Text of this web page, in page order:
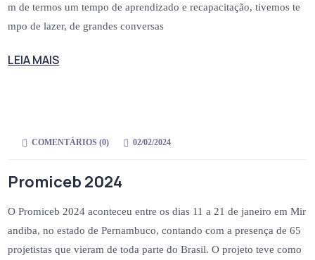
m de termos um tempo de aprendizado e recapacitação, tivemos te
mpo de lazer, de grandes conversas
LEIA MAIS
COMENTÁRIOS (0) 02/02/2024
Promiceb 2024
O Promiceb 2024 aconteceu entre os dias 11 a 21 de janeiro em Mir
andiba, no estado de Pernambuco, contando com a presença de 65
projetistas que vieram de toda parte do Brasil. O projeto teve como